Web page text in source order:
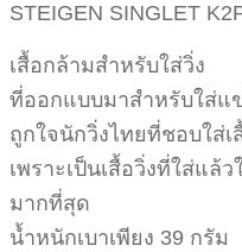
STEIGEN SINGLET
เสื้อกล้ามสำหรับใส่วิ่ง
ที่ออกแบบมาสำหรับใส่แ
ถูกใจนักวิ่งไทยที่ชอบใส่
เพราะเป็นเสื้อวิ่งที่ใส่แล้ว
มากที่สุด
น้ำหนักเบาเพียง 39 กรัม